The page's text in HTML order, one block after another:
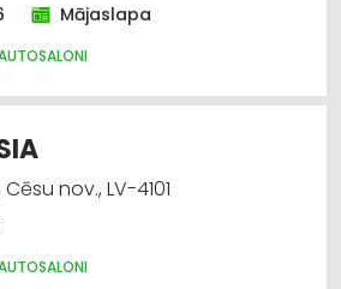
Mājaslapa
nov., LV-4101